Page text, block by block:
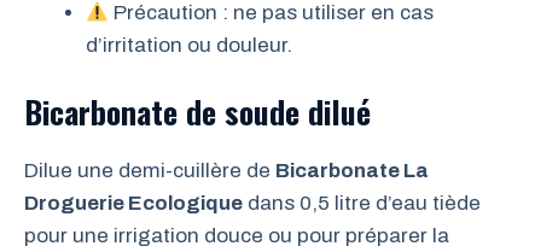
Précaution : ne pas utiliser en cas
d’irritation ou douleur.
Bicarbonate de soude dilué
Dilue une demi-cuillère de Bicarbonate La
Droguerie Ecologique dans 0,5 litre d’eau tiède
pour une irrigation douce ou pour préparer la